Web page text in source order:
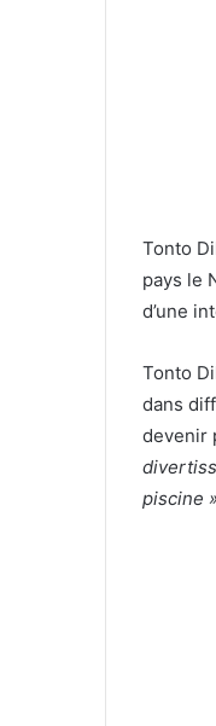
Tonto
pays le
d’une
Tonto
dans
devenir
piscine »